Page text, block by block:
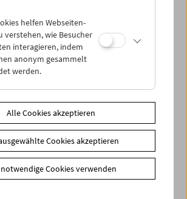
/ Okt 2026
Programme
helfen Webseiten-
verstehen, wie Besucher
interagieren, indem
anonym gesammelt
werden.
Alle Cookies akzeptieren
Cookies akzeptieren
Cookies verwenden